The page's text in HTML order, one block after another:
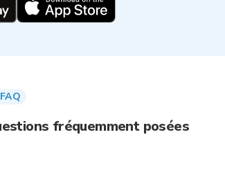
FAQ
fréquemment posées